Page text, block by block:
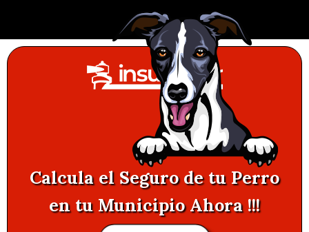
Calcula el Seguro de tu Perro
en tu Municipio Ahora !!!